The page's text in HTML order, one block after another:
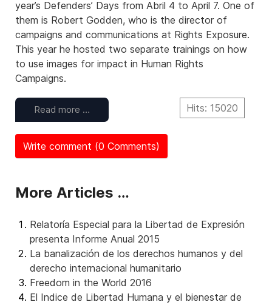
year’s Defenders’ Days from Abril 4 to April 7. One of
them is Robert Godden, who is the director of
campaigns and communications at Rights Exposure.
This year he hosted two separate trainings on how
to use images for impact in Human Rights
Campaigns.
Read more … Hits: 15020
Write comment (0 Comments)
More Articles …
Relatoría Especial para la Libertad de Expresión
presenta Informe Anual 2015
La banalización de los derechos humanos y del
derecho internacional humanitario
Freedom in the World 2016
El Indice de Libertad Humana y el bienestar de